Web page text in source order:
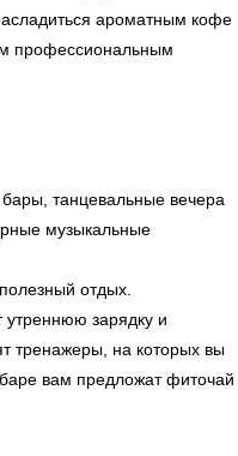
ароматным кофе
профессиональным
бары, танцевальные вечера
музыкальные
отдых.
утреннюю зарядку и
тренажеры, на которых вы
вам предложат фиточай